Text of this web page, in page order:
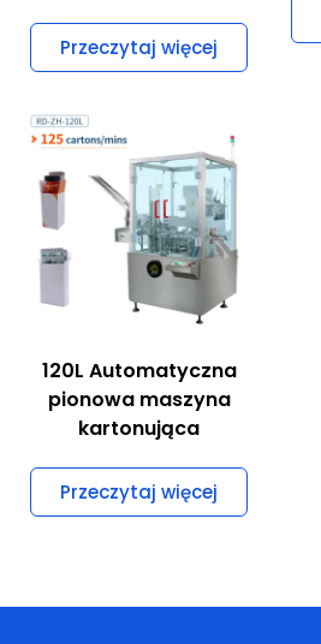
Przeczytaj więcej
120L Automatyczna
pionowa maszyna
kartonująca
Przeczytaj więcej